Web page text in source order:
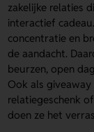
zakelijke relaties
interactief
concentratie en
de aandacht.
beurzen, open
Ook als
relatiegeschenk
doen ze het